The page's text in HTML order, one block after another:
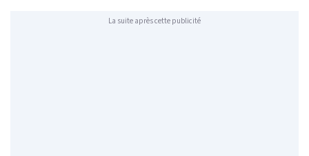
La suite après cette publicité